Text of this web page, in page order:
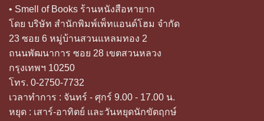
• Smell of Books ร้านหนังสือหายาก
โดย บริษัท สำนักพิมพ์เพ็ทแอนด์โฮม จำกัด
23 ซอย 6 หมู่บ้านสวนแหลมทอง 2
ถนนพัฒนาการ ซอย 28 เขตสวนหลวง
กรุงเทพฯ 10250
โทร. 0-2750-7732
เวลาทำการ : จันทร์ - ศุกร์ 9.00 - 17.00 น.
หยุด : เสาร์-อาทิตย์ และวันหยุดนักขัตฤกษ์